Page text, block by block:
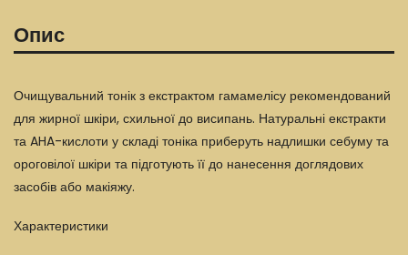
Опис
Очищувальний тонік з екстрактом гамамелісу рекомендований
для жирної шкіри, схильної до висипань. Натуральні екстракти
та AHA-кислоти у складі тоніка приберуть надлишки себуму та
ороговілої шкіри та підготують її до нанесення доглядових
засобів або макіяжу.
Характеристики